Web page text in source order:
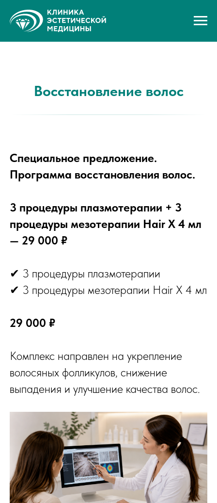
Восстановление волос
Специальное предложение.
Программа восстановления волос.
3 процедуры плазмотерапии + 3
процедуры мезотерапии Hair X 4 мл
— 29 000 ₽
✔ 3 процедуры плазмотерапии
✔ 3 процедуры мезотерапии Hair X 4 мл
29 000 ₽
Комплекс направлен на укрепление
волосяных фолликулов, снижение
выпадения и улучшение качества волос.